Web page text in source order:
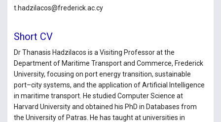
t.hadzilacos@frederick.ac.cy
Short CV
Dr Thanasis Hadzilacos is a Visiting Professor at the
Department of Maritime Transport and Commerce, Frederick
University, focusing on port energy transition, sustainable
port–city systems, and the application of Artificial Intelligence
in maritime transport. He studied Computer Science at
Harvard University and obtained his PhD in Databases from
the University of Patras. He has taught at universities in